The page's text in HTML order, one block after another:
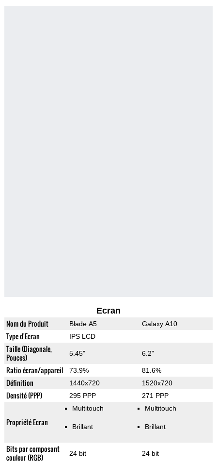
Ecran
Nom du Produit Blade A5 Galaxy A10
Type d'Ecran IPS LCD
Taille (Diagonale,
Pouces)
5.45" 6.2"
Ratio écran/appareil 73.9% 81.6%
Définition 1440x720 1520x720
Densité (PPP) 295 PPP 271 PPP
Propriété Ecran
Multitouch
Brillant
Multitouch
Brillant
Bits par composant
couleur (RGB)
24 bit 24 bit